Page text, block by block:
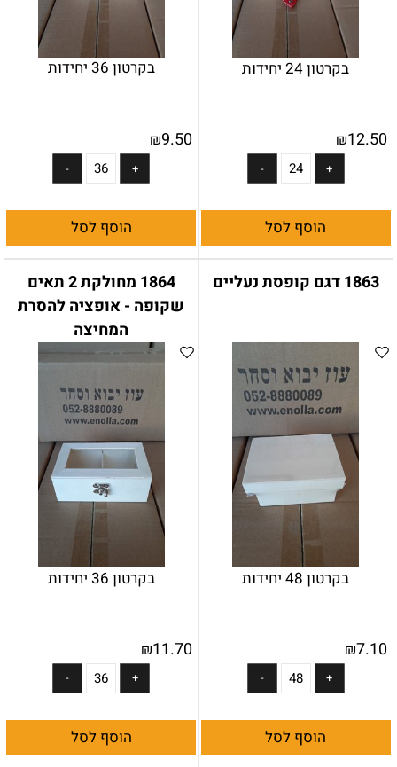
בקרטון 24 יחידות
₪12.50
הוסף לסל
בקרטון 36 יחידות
₪9.50
הוסף לסל
1863 דגם קופסת נעליים
בקרטון 48 יחידות
₪7.10
הוסף לסל
1864 מחולקת 2 תאים
שקופה - אופציה להסרת
המחיצה
בקרטון 36 יחידות
₪11.70
הוסף לסל